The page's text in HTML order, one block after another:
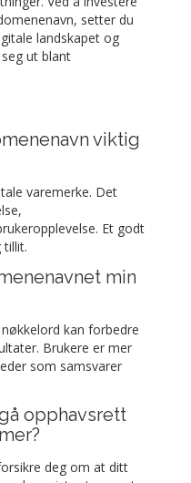
setter du
landskapet og
ut blant
viktig
varemerke. Det
Et godt
tillit.
min
kan forbedre
Brukere er mer
som samsvarer
opphavsrett
deg om at ditt